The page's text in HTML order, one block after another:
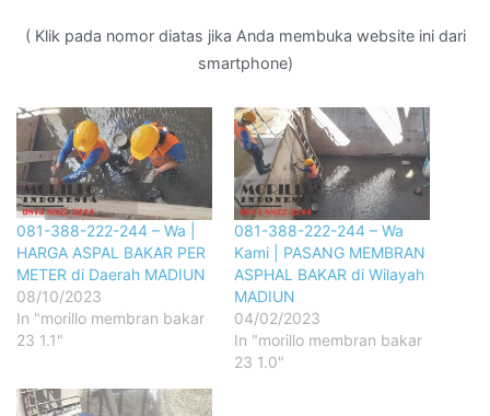
( Klik pada nomor diatas jika Anda membuka website ini dari
smartphone)
081-388-222-244 – Wa |
HARGA ASPAL BAKAR PER
METER di Daerah MADIUN
08/10/2023
In "morillo membran bakar
23 1.1"
081-388-222-244 – Wa
Kami | PASANG MEMBRAN
ASPHAL BAKAR di Wilayah
MADIUN
04/02/2023
In "morillo membran bakar
23 1.0"